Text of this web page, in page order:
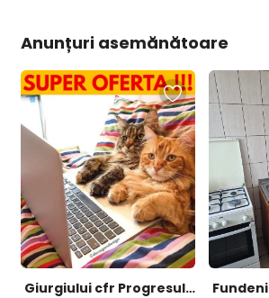
Anunțuri asemănătoare
Giurgiului cfr Progresul 30 min de Piata Unitrii cu stb